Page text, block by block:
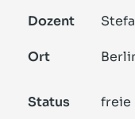
Dozent
Ort
Status freie